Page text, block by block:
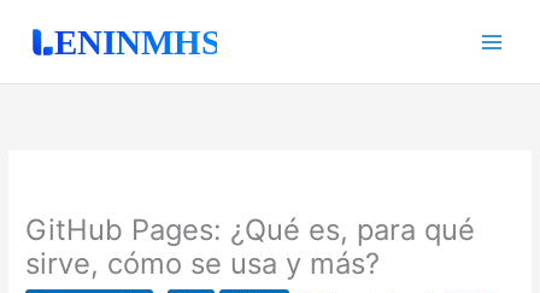
GitHub Pages: ¿Qué es, para qué
sirve, cómo se usa y más?